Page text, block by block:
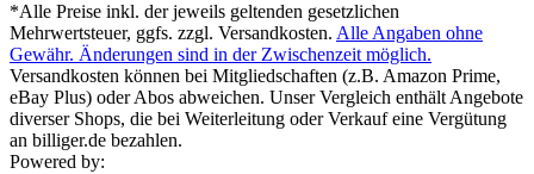
*Alle Preise inkl. der jeweils geltenden gesetzlichen
Mehrwertsteuer, ggfs. zzgl. Versandkosten. Alle Angaben ohne
Gewähr. Änderungen sind in der Zwischenzeit möglich.
Versandkosten können bei Mitgliedschaften (z.B. Amazon Prime,
eBay Plus) oder Abos abweichen. Unser Vergleich enthält Angebote
diverser Shops, die bei Weiterleitung oder Verkauf eine Vergütung
an billiger.de bezahlen.
Powered by: